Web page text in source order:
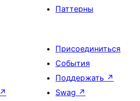
Паттерны
↗
Присоединиться
События
Поддержать ↗
Swag ↗